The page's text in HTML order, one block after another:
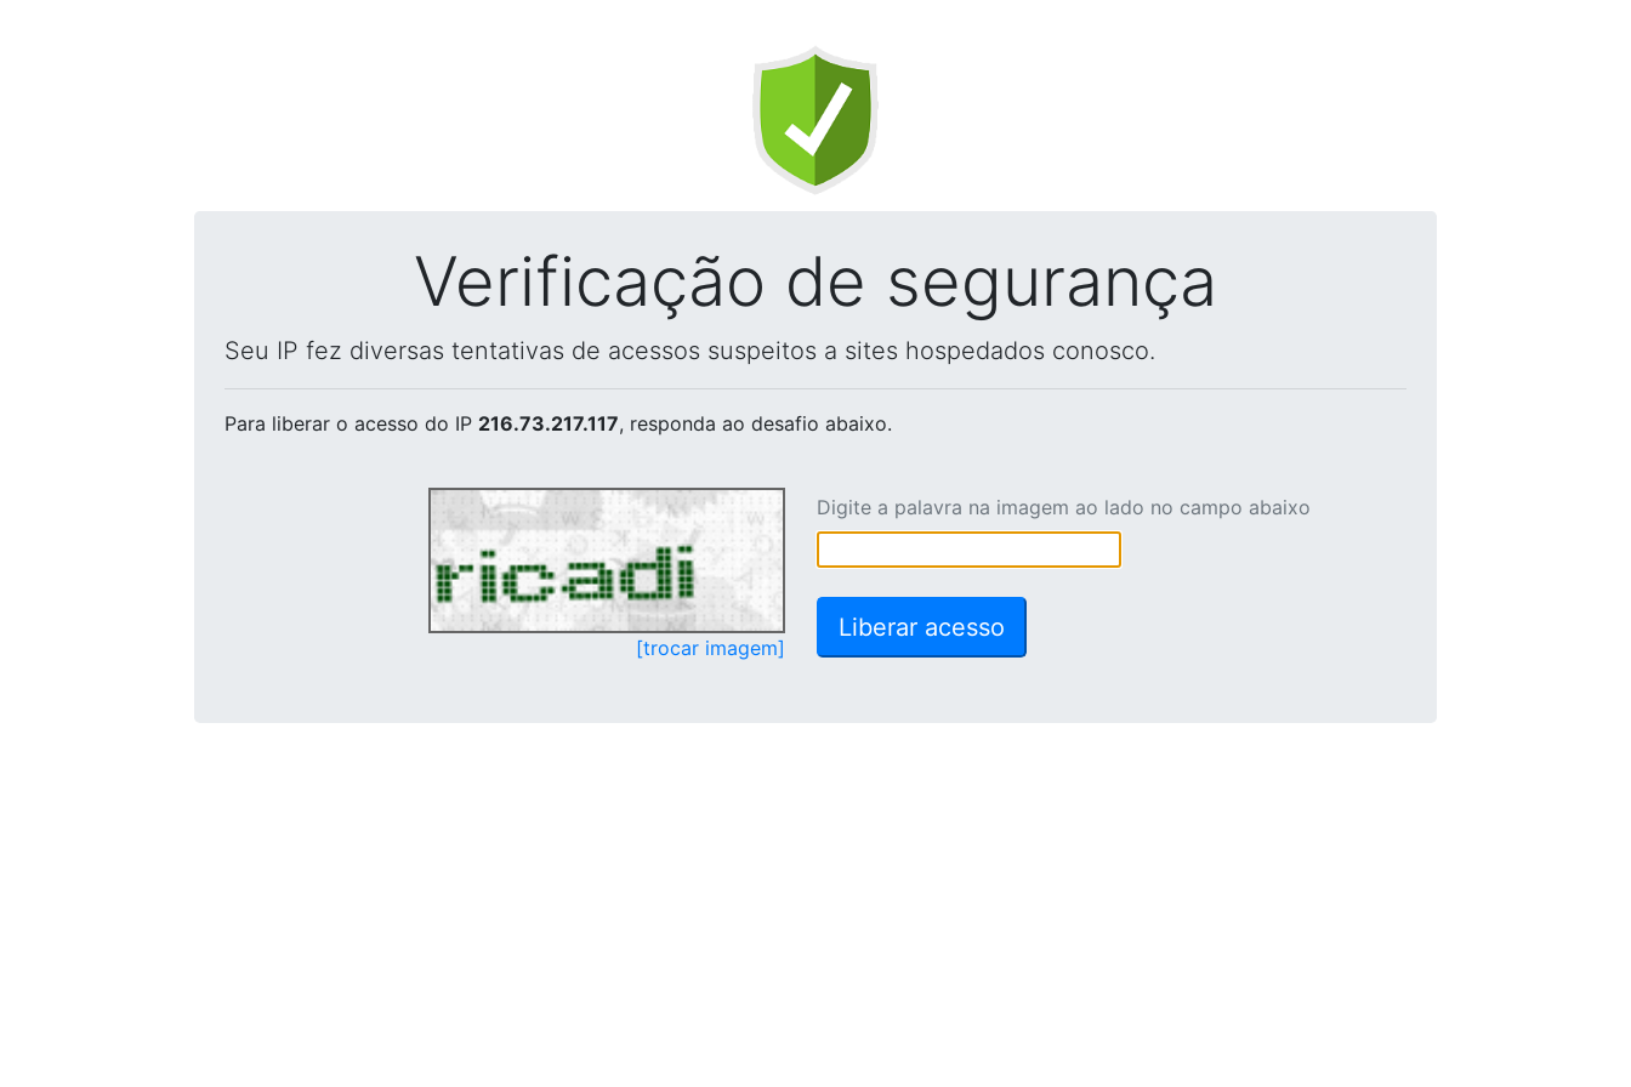
Verificação de segurança
Seu IP fez diversas tentativas de acessos suspeitos a sites hospedados conosco.
Para liberar o acesso do IP 216.73.217.117, responda ao desafio abaixo.
[trocar imagem]
Digite a palavra na imagem ao lado no campo abaixo